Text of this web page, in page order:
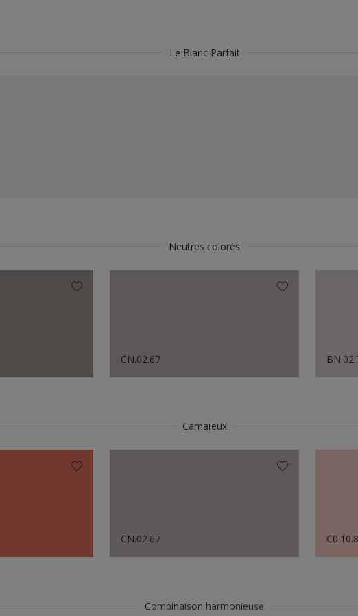
Le Blanc Parfait
Neutres colorés
CN.02.67
Camaïeux
CN.02.67
Combinaison harmonieuse